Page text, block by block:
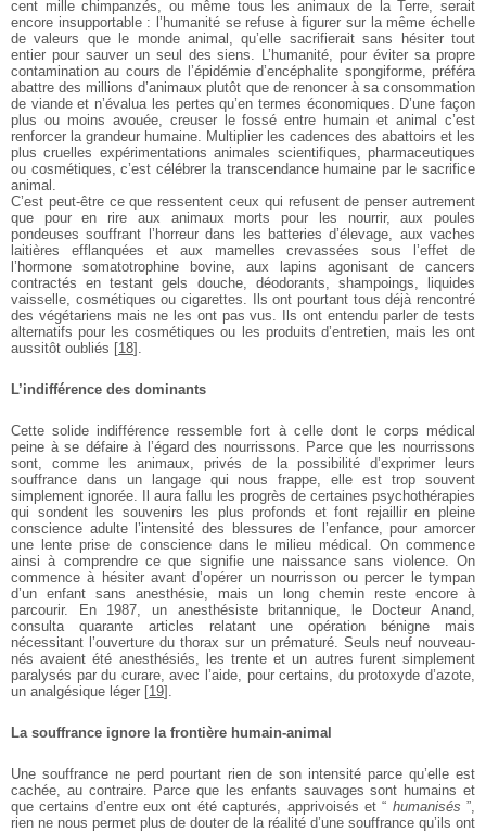
cent mille chimpanzés, ou même tous les animaux de la Terre, serait
encore insupportable : l’humanité se refuse à figurer sur la même échelle
de valeurs que le monde animal, qu’elle sacrifierait sans hésiter tout
entier pour sauver un seul des siens. L’humanité, pour éviter sa propre
contamination au cours de l’épidémie d’encéphalite spongiforme, préféra
abattre des millions d’animaux plutôt que de renoncer à saconsommation
de viande et n’évalua les pertes qu’en termes économiques. D’une façon
plus ou moins avouée, creuser le fossé entre humain et animal c’est
renforcer lagrandeur humaine. Multiplier les cadences des abattoirs et les
plus cruelles expérimentations animales scientifiques, pharmaceutiques
ou cosmétiques, c’est célébrer latranscendance humaine par le sacrifice
animal.
C’est peut-être ce que ressentent ceux qui refusent de penser autrement
que pour en rire aux animaux morts pour les nourrir, aux poules
pondeuses souffrant l’horreur dans les batteries d’élevage, aux vaches
laitières efflanquées et aux mamelles crevassées sous l’effet de
l’hormone somatotrophine bovine, aux lapins agonisant de cancers
contractés en testant gels douche, déodorants, shampoings, liquides
vaisselle, cosmétiques ou cigarettes. Ils ont pourtant tous déjà rencontré
des végétariens mais ne les ont pas vus. Ils ont entendu parler de tests
alternatifs pour les cosmétiques ou les produits d’entretien, mais les ont
aussitôt oubliés [18] .
L’indifférence des dominants
Cette solide indifférence ressemble fort à celle dont lecorps médical
peine à se défaire à l’égard des nourrissons. Parce que les nourrissons
sont, comme les animaux, privés de la possibilité d’exprimer leurs
souffrance dans un langage qui nous frappe, elle est trop souvent
simplement ignorée. Il aura fallu les progrès de certaines psychothérapies
qui sondent les souvenirs les plus profonds et font rejaillir en pleine
conscience adulte l’intensité des blessures de l’enfance, pour amorcer
une lente prise de consciencedans le milieu médical. On commence
ainsi àcomprendre ce que signifie une naissance sans violence. On
commence à hésiter avant d’opérer unnourrisson ou percer le tympan
d’un enfant sans anesthésie, mais un long chemin reste encore à
parcourir. En 1987, un anesthésiste britannique, leDocteur Anand,
consulta quarante articles relatant une opération bénigne mais
nécessitant l’ouverture du thorax sur un prématuré. Seuls neuf nouveau-
nés avaient été anesthésiés, les trente et un autres furentsimplement
paralysés par du curare, avec l’aide, pourcertains, du protoxyde d’azote,
un analgésique léger [19] .
La souffrance ignore la frontière humain-animal
Une souffrance ne perd pourtant rien de son intensité parce qu’elle est
cachée, au contraire. Parce que les enfants sauvages sont humains et
que certains d’entreeux ont été capturés, apprivoisés et “ humanisés ”,
rien ne nous permet plus de douter de la réalité d’une souffrance qu’ils ont